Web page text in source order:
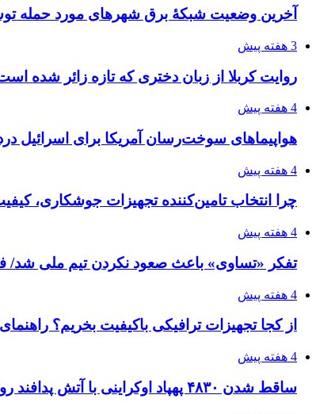
آخرین وضعیت شبکۀ برق شهرهای مورد حمله
3 هفته پیش
روایت کربلا از زبان دختری که تازه زائر شده
4 هفته پیش
هواپیماهای سوخت‌رسان آمریکا برای اسرائیل
4 هفته پیش
چرا انتخاب تامین‌کننده تجهیزات جوشکاری،
4 هفته پیش
تفکر «تساوی» باعث صعود نکردن تیم ملی شد/
4 هفته پیش
از کجا تجهیزات ترافیکی باکیفیت بخریم؟
4 هفته پیش
ساقط شدن ۴۸۳۰ پهپاد اوکراینی با آتش پدافند روسیه